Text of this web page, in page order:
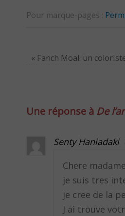
Pour marque-pages :
« Fanch Moal: un
Une réponse à De
Senty Haniadaki
Chere
je suis tres
je cree de la
J ai trouve